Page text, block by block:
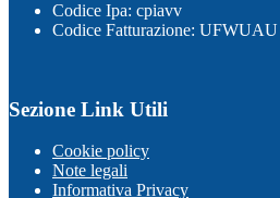
Codice Ipa: cpiavv
Codice Fatturazione: UFWUAU
Sezione Link Utili
Cookie policy
Note legali
Informativa Privacy